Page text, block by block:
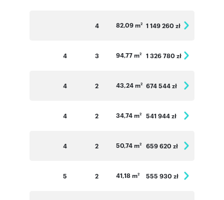
4 82,09 m2 1 149 260 zł
4 3 94,77 m2 1 326 780 zł
4 2 43,24 m2 674 544 zł
4 2 34,74 m2 541 944 zł
4 2 50,74 m2 659 620 zł
5 2 41,18 m2 555 930 zł